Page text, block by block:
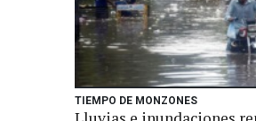
TIEMPO DE MONZONES